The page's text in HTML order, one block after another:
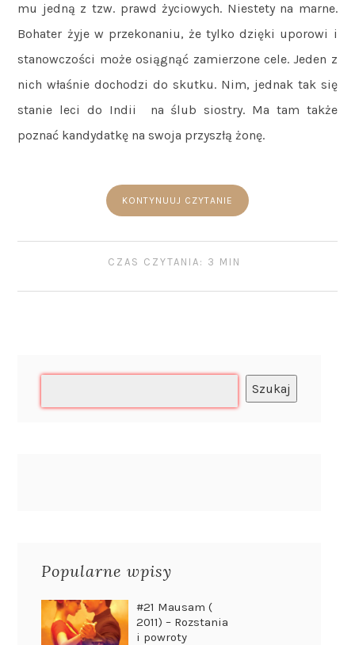
mu jedną z tzw. prawd życiowych. Niestety na marne.
Bohater żyje w przekonaniu, że tylko dzięki uporowi i
stanowczości może osiągnąć zamierzone cele. Jeden z
nich właśnie dochodzi do skutku. Nim, jednak tak się
stanie leci do Indii na ślub siostry. Ma tam także
poznać kandydatkę na swoja przyszłą żonę.
KONTYNUUJ CZYTANIE
CZAS CZYTANIA: 3 MIN
Szukaj
Popularne wpisy
#21 Mausam (
2011) – Rozstania
i powroty